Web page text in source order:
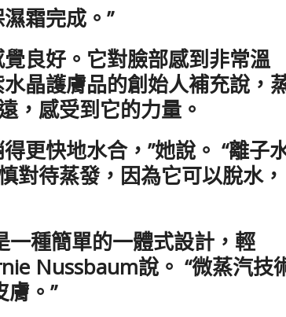
霜完成。”
良好。它對臉部感到非常溫
晶護膚品的創始人補充說，
，感受到它的力量。
更快地水合，”她說。 “離子
對待蒸發，因為它可以脫水，
一種簡單的一體式設計，輕
Nussbaum說。 “微蒸汽技
。”